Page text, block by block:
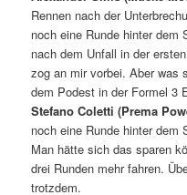
Rennen nach der
noch eine Runde hinter
nach dem Unfall in der
zog an mir vorbei. Aber was
dem Podest in der Formel 3
Stefano Coletti (Prema
noch eine Runde hinter dem
Man hätte sich das sparen
drei Runden mehr fahren.
trotzdem.